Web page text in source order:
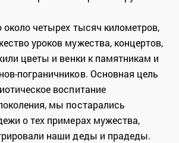
четырех тысяч километров,
уроков мужества, концертов,
цветы и венки к памятникам и
пограничников. Основная цель
воспитание
мы постарались
о тех примерах мужества,
наши деды и прадеды.